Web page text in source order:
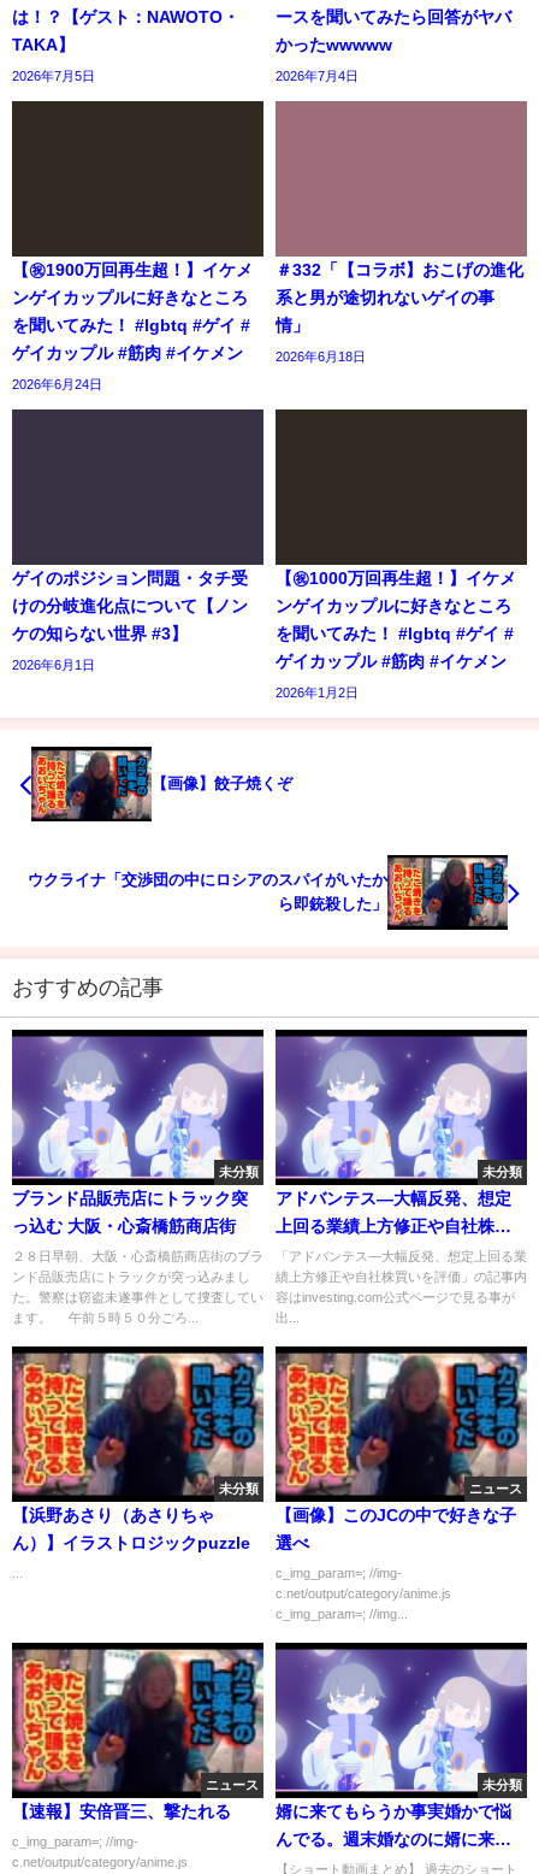
は！？【ゲスト：NAWOTO・
TAKA】
2026年7月5日
ースを聞いてみたら回答がヤバ
かったwwwww
2026年7月4日
【㊗️1900万回再生超！】イケメ
ンゲイカップルに好きなところ
を聞いてみた！ #lgbtq #ゲイ #
ゲイカップル #筋肉 #イケメン
2026年6月24日
＃332「【コラボ】おこげの進化
系と男が途切れないゲイの事
情」
2026年6月18日
ゲイのポジション問題・タチ受
けの分岐進化点について【ノン
ケの知らない世界 #3】
2026年6月1日
【㊗️1000万回再生超！】イケメ
ンゲイカップルに好きなところ
を聞いてみた！ #lgbtq #ゲイ #
ゲイカップル #筋肉 #イケメン
2026年1月2日
【画像】餃子焼くぞ
ウクライナ「交渉団の中にロシアのスパイがいたか
ら即銃殺した」
おすすめの記事
未分類
ブランド品販売店にトラック突
っ込む 大阪・心斎橋筋商店街
２８日早朝、大阪・心斎橋筋商店街のブラ
ンド品販売店にトラックが突っ込みまし
た。警察は窃盗未遂事件として捜査してい
ます。 午前５時５０分ごろ...
未分類
アドバンテス—大幅反発、想定
上回る業績上方修正や自社株買
いを評価
「アドバンテス—大幅反発、想定上回る業
績上方修正や自社株買いを評価」の記事内
容はinvesting.com公式ページで見る事が
出...
未分類
【浜野あさり（あさりちゃ
ん）】イラストロジックpuzzle
ニュース
【画像】このJCの中で好きな子
選べ
c_img_param=; //img-
c.net/output/category/anime.js
c_img_param=; //img...
ニュース
【速報】安倍晋三、撃たれる
c_img_param=; //img-
c.net/output/category/anime.js
未分類
婿に来てもらうか事実婚かで悩
んでる。週末婚なのに婿に来て
もらうのに罪悪感がある【ひろ
【ショート動画まとめ】 過去のショート